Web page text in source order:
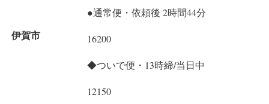
伊賀市
●通常便・依頼後 2時間44分
16200
◆ついで便・13時締/当日中
12150